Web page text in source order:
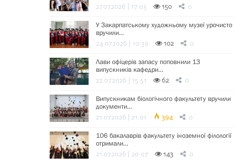
27.07.2026 | 17:03 150 0
У Закарпатському художньому музеї урочисто
вручили…
24.07.2026 | 10:39 102 0
Лави офіцерів запасу поповнили 13
випускників кафедри…
22.07.2026 | 15:51 62 0
Випускникам біологічного факультету вручили
документи…
21.07.2026 | 21:01 394 0
106 бакалаврів факультету іноземної філології
отримали…
21.07.2026 | 20:07 143 0